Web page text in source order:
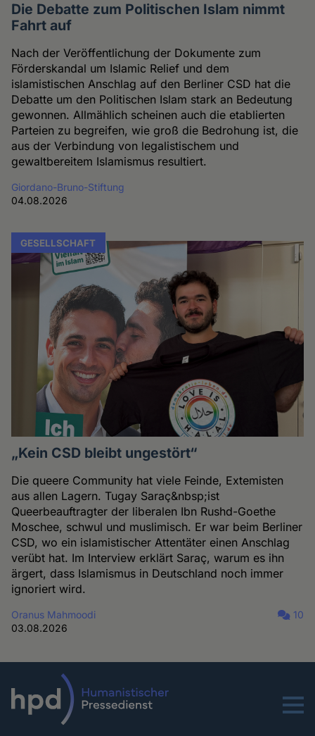
Die Debatte zum Politischen Islam nimmt
Fahrt auf
Nach der Veröffentlichung der Dokumente zum
Förderskandal um Islamic Relief und dem
islamistischen Anschlag auf den Berliner CSD hat die
Debatte um den Politischen Islam stark an Bedeutung
gewonnen. Allmählich scheinen auch die etablierten
Parteien zu begreifen, wie groß die Bedrohung ist, die
aus der Verbindung von legalistischem und
gewaltbereitem Islamismus resultiert.
Giordano-Bruno-Stiftung
04.08.2026
GESELLSCHAFT
„Kein CSD bleibt ungestört“
Die queere Community hat viele Feinde, Extemisten
aus allen Lagern. Tugay Saraç&nbsp;ist
Queerbeauftragter der liberalen Ibn Rushd-Goethe
Moschee, schwul und muslimisch. Er war beim Berliner
CSD, wo ein islamistischer Attentäter einen Anschlag
verübt hat. Im Interview erklärt Saraç, warum es ihn
ärgert, dass Islamismus in Deutschland noch immer
ignoriert wird.
Oranus Mahmoodi
03.08.2026
10
Menu